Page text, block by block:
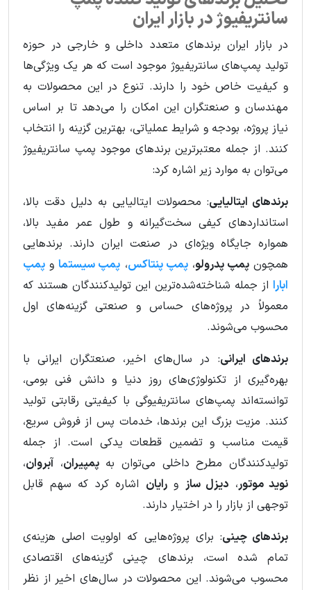
سانتریفیوژ در بازار ایران
در بازار ایران برندهای متعدد داخلی و خارجی در حوزه
تولید پمپ‌های سانتریفیوژ موجود است که هر یک ویژگی‌ها
و کیفیت خاص خود را دارند. تنوع در این محصولات به
مهندسان و صنعتگران این امکان را می‌دهد تا بر اساس
نیاز پروژه، بودجه و شرایط عملیاتی، بهترین گزینه را انتخاب
کنند. از جمله معتبرترین برندهای موجود پمپ سانتریفیوژ
می‌توان به موارد زیر اشاره کرد:
برندهای ایتالیایی: محصولات ایتالیایی به دلیل دقت بالا،
استانداردهای کیفی سخت‌گیرانه و طول عمر مفید بالا،
همواره جایگاه ویژه‌ای در صنعت ایران دارند. برندهایی
همچونپمپ پدرولو،پمپ پنتاکس، پمپ سیستماو پمپ
ابارا از جمله شناخته‌شده‌ترین این تولیدکنندگان هستند که
معمولاً در پروژه‌های حساس و صنعتی گزینه‌های اول
محسوب می‌شوند.
برندهای ایرانی: در سال‌های اخیر، صنعتگران ایرانی با
بهره‌گیری از تکنولوژی‌های روز دنیا و دانش فنی بومی،
توانسته‌اند پمپ‌های سانتریفیوگی با کیفیتی رقابتی تولید
کنند. مزیت بزرگ این برندها، خدمات پس از فروش سریع،
قیمت مناسب و تضمین قطعات یدکی است. از جمله
تولیدکنندگان مطرح داخلی می‌توان بهپمپیران، آبروان،
نوید موتور، دیزل ساز ورایان اشاره کرد که سهم قابل
توجهی از بازار را در اختیار دارند.
برندهای چینی: برای پروژه‌هایی که اولویت اصلی هزینه‌ی
تمام شده است، برندهای چینی گزینه‌های اقتصادی
محسوب می‌شوند. این محصولات در سال‌های اخیر از نظر